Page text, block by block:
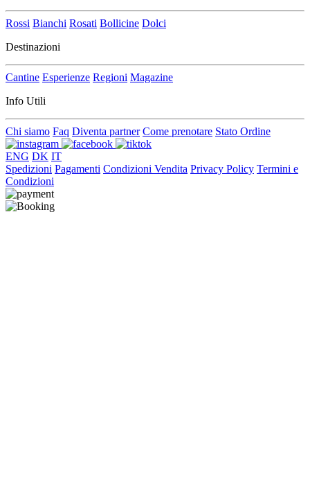
Rossi Bianchi Rosati Bollicine Dolci
Destinazioni
Cantine Esperienze Regioni Magazine
Info Utili
Chi siamo Faq Diventa partner Come prenotare Stato Ordine
ENG DK IT
Spedizioni Pagamenti Condizioni Vendita Privacy Policy Termini e
Condizioni